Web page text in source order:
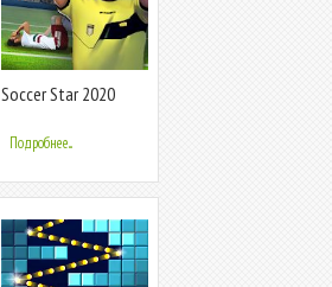
Soccer Star 2020
World Star Cup
Подробнее...